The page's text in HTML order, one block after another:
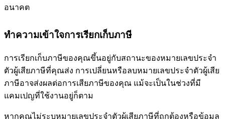
อนาคต
ทำความเข้าใจการเรียกเก็บภาษี
การเรียกเก็บภาษีของคุณขึ้นอยู่กับสถานะของหมายเลขประจำ
ตัวผู้เสียภาษีที่คุณส่ง การเปลี่ยนหรือลบหมายเลขประจำตัวผู้เสีย
ภาษีอาจส่งผลต่อการเสียภาษีของคุณ แม้จะเป็นในช่วงที่มี
แคมเปญที่ใช้งานอยู่ก็ตาม
หากคุณไม่ระบุหมายเลขประจำตัวผู้เสียภาษีที่ถูกต้องหรือข้อมูล